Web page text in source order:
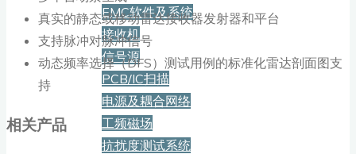
EMC软件及系统
接收机
信号源
PCB/IC扫描
电源及耦合网络
工频磁场
抗扰度测试系统
真实的静态或移动雷达接收器发射器和平台
支持脉冲对脉冲信号
动态频率选择（DFS）测试用例的标准化雷达剖面图支
持
相关产品